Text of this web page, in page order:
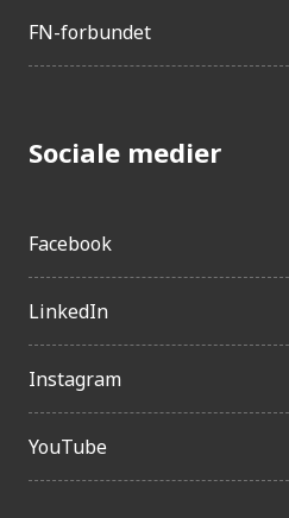
FN-forbundet
Sociale medier
Facebook
LinkedIn
Instagram
YouTube